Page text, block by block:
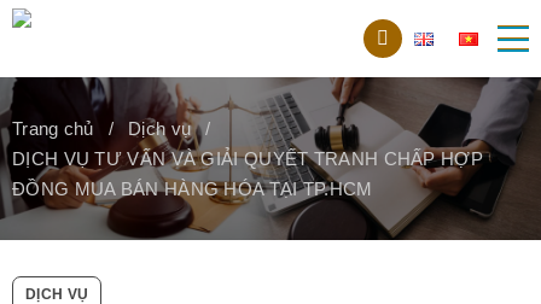
Trang chủ
Dịch vụ
DỊCH VỤ TƯ VẤN VÀ GIẢI QUYẾT TRANH CHẤP HỢP
ĐỒNG MUA BÁN HÀNG HÓA TẠI TP.HCM
DỊCH VỤ